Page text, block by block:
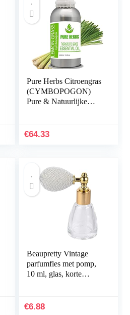
Pure Herbs Citroengras
(CYMBOPOGON)
Pure & Natuurlijke
€64.33
Beaupretty Vintage
parfumfles met pomp,
10 ml, glas, korte
up op reis (type…
€6.88